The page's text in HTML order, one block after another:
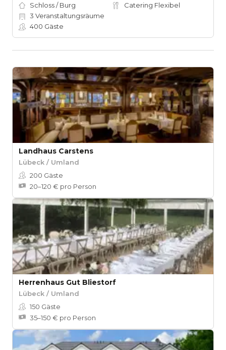
Schloss / Burg
Catering Flexibel
3 Veranstaltungsräume
400 Gäste
Landhaus Carstens
Lübeck / Umland
200 Gäste
20–120 € pro Person
Herrenhaus Gut Bliestorf
Lübeck / Umland
150 Gäste
35–150 € pro Person